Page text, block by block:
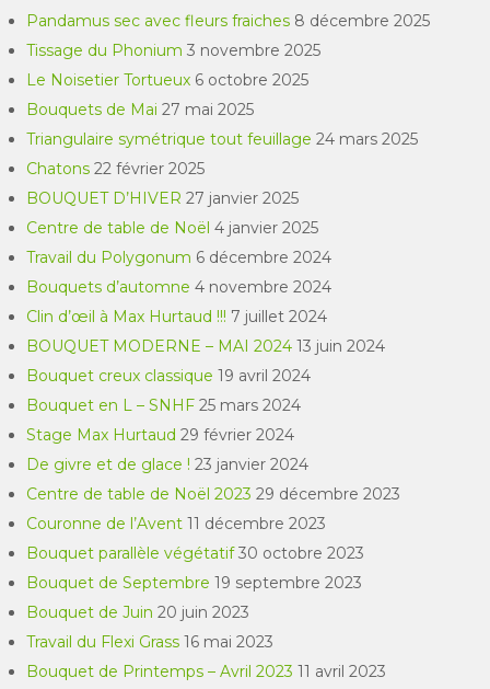
Pandamus sec avec fleurs fraiches 8 décembre 2025
Tissage du Phonium 3 novembre 2025
Le Noisetier Tortueux 6 octobre 2025
Bouquets de Mai 27 mai 2025
Triangulaire symétrique tout feuillage 24 mars 2025
Chatons 22 février 2025
BOUQUET D’HIVER 27 janvier 2025
Centre de table de Noël 4 janvier 2025
Travail du Polygonum 6 décembre 2024
Bouquets d’automne 4 novembre 2024
Clin d’œil à Max Hurtaud !!! 7 juillet 2024
BOUQUET MODERNE – MAI 2024 13 juin 2024
Bouquet creux classique 19 avril 2024
Bouquet en L – SNHF 25 mars 2024
Stage Max Hurtaud 29 février 2024
De givre et de glace ! 23 janvier 2024
Centre de table de Noël 2023 29 décembre 2023
Couronne de l’Avent 11 décembre 2023
Bouquet parallèle végétatif 30 octobre 2023
Bouquet de Septembre 19 septembre 2023
Bouquet de Juin 20 juin 2023
Travail du Flexi Grass 16 mai 2023
Bouquet de Printemps – Avril 2023 11 avril 2023